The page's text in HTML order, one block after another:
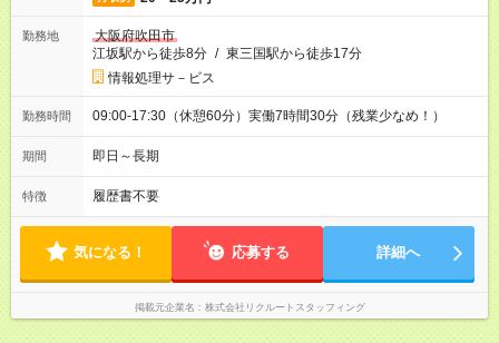
勤務地
大阪府吹田市
江坂駅から徒歩8分 / 東三国駅から徒歩17分
情報処理サ－ビス
勤務時間 09:00-17:30（休憩60分）実働7時間30分（残業少なめ！）
期間 即日～長期
特徴 履歴書不要
気になる！ 応募する 詳細へ
掲載元企業名 株式会社リクルートスタッフィング